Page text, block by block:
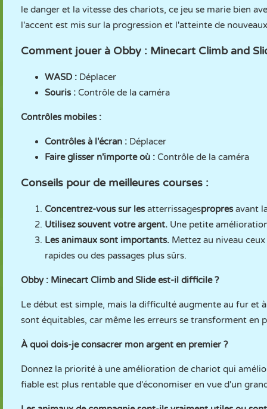
le danger et la vitesse des chariots, ce jeu se marie bien
l'accent est mis sur la progression et l'atteinte de
Comment jouer à Obby : Minecart Climb and
WASD : Déplacer
Souris : Contrôle de la caméra
Contrôles mobiles :
Contrôles à l'écran : Déplacer
Faire glisser n'importe où : Contrôle de la caméra
Conseils pour de meilleures courses :
Concentrez-vous sur lesatterrissagespropresavant
Utilisez souvent votre argent. Une petite
Les animaux sont importants. Mettez au niveau
rapides ou des passages plus sûrs.
Obby : Minecart Climb and Slide est-il difficile ?
Le début est simple, mais la difficulté augmente au fur et
sont équitables, car même les erreurs se transforment en
À quoi dois-je consacrer mon argent en premier ?
Donnez la priorité à une amélioration de chariot qui
fiable est plus rentable que d'économiser en vue d'un